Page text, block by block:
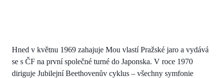
Hned v květnu 1969 zahajuje Mou vlastí Pražské jaro a vydává
se s ČF na první společné turné do Japonska. V roce 1970
diriguje Jubilejní Beethovenův cyklus – všechny symfonie